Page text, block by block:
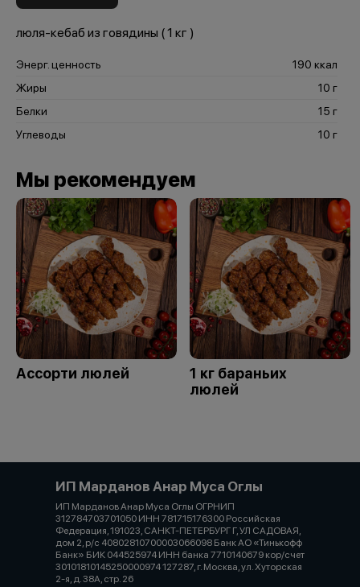
люля-кебаб из говядины ( 1 кг )
Энерг. ценность
190 ккал
Жиры
10 г
Белки
15 г
Углеводы
10 г
Мы рекомендуем
Ассорти люлей
1 кг бараньих
люлей
ИП Марданов Анар Муса Оглы
ИП Марданов Анар Муса Оглы ОГРНИП
312784703701050 ИНН 781715176300 Российская
Федерация, 191023, САНКТ-ПЕТЕРБУРГ Г, УЛ САДОВАЯ,
дом 2, р/с 40802810700003066098 Банк АО «Тинькофф
Банк» БИК 044525974 ИНН банка 7710140679 кор/счет
30101810145250000974 127287, г. Москва, ул. Хуторская
2-я, д. 38А, стр. 26